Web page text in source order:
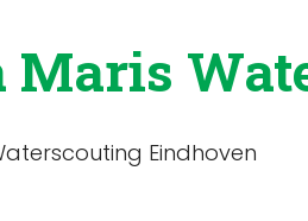
Maris
Eindhoven